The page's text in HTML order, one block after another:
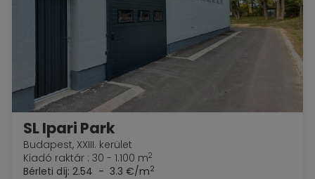
SL Ipari Park
Budapest, XXIII. kerület
Kiadó raktár : 30 - 1.100 m2
Bérleti díj: 2.54 - 3.3 €/m2